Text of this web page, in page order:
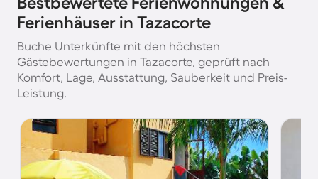
Ferienhäuser in Tazacorte
Buche Unterkünfte mit den höchsten
Gästebewertungen in Tazacorte, geprüft nach
Komfort, Lage, Ausstattung, Sauberkeit und Preis-
Leistung.